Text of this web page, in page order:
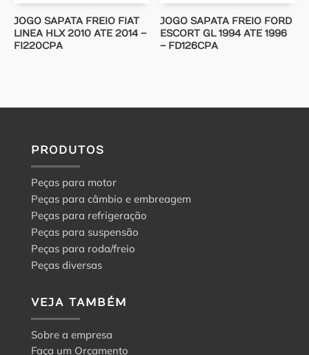
JOGO SAPATA FREIO FIAT
LINEA HLX 2010 ATE 2014 –
FI220CPA
JOGO SAPATA FREIO FORD
ESCORT GL 1994 ATE 1996
– FD126CPA
PRODUTOS
Peças para motor
Peças para câmbio e embreagem
Peças para refrigeração
Peças para suspensão
Peças para roda/freio
Peças diversas
VEJA TAMBÉM
Sobre a empresa
Faça um Orçamento